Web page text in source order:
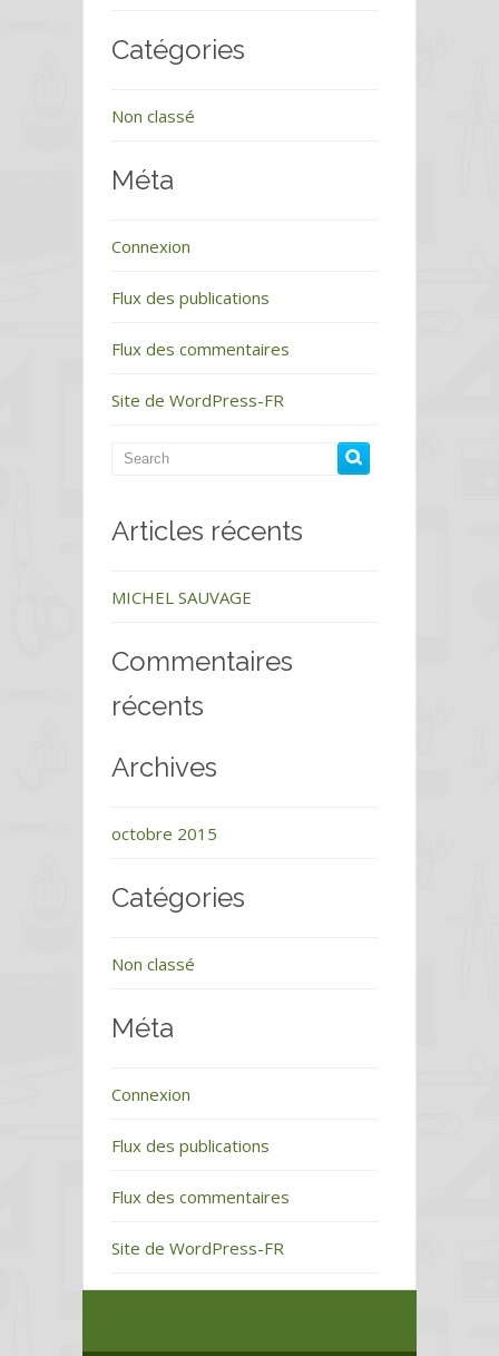
Catégories
Non classé
Méta
Connexion
Flux des publications
Flux des commentaires
Site de WordPress-FR
Articles récents
MICHEL SAUVAGE
Commentaires
récents
Archives
octobre 2015
Catégories
Non classé
Méta
Connexion
Flux des publications
Flux des commentaires
Site de WordPress-FR